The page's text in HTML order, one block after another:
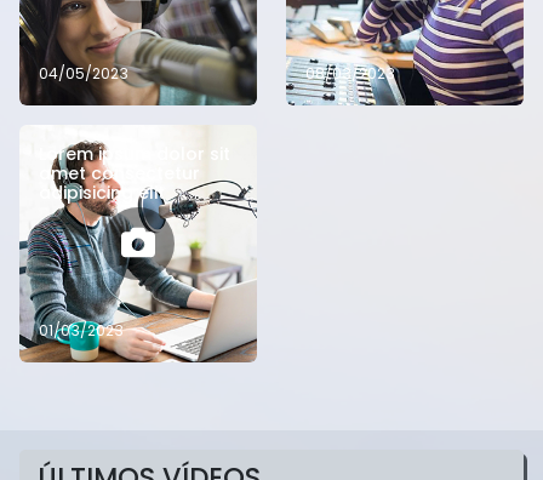
04/05/2023 08/03/2023
Lorem ipsum dolor sit
amet consectetur
adipisicing elit
01/03/2023